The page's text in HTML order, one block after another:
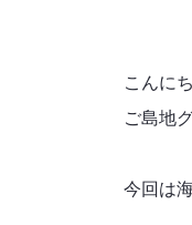
こんに
ご島地
今回は